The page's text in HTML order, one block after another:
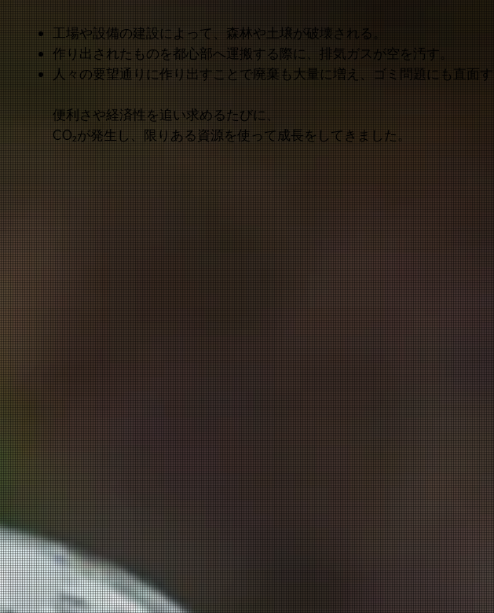
工場や設備の建設によって、森林や土壌が破壊される。
作り出されたものを都心部へ運搬する際に、排気ガスが空を汚す。
人々の要望通りに作り出すことで廃棄も大量に増え、ゴミ問題にも直面す
便利さや経済性を追い求めるたびに、
CO₂が発生し、限りある資源を使って成長をしてきました。